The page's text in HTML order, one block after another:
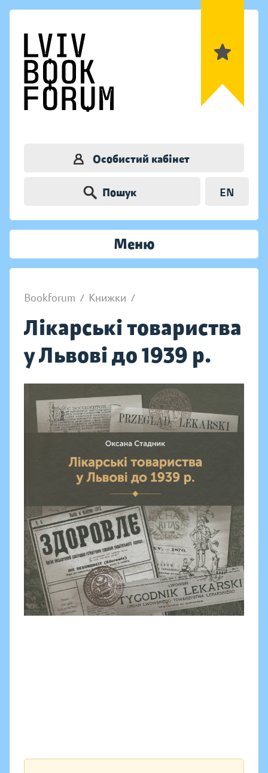
Особистий кабінет
Пошук EN
Меню
Bookforum / Книжки /
Лікарські товариства
у Львові до 1939 р.